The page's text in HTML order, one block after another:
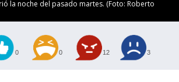
la noche del pasado martes. (Foto: Roberto
0 0 12 3